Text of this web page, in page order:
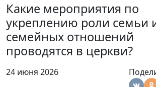
Какие мероприятия по
укреплению роли семьи
семейных отношений
проводятся в церкви?
24 июня 2026
«Национальной
духовной трапезы»?
по
духовной
Сейчас в России
происходит снижение
или повышение уровня
Иван
Альянса
без сирот»,
«Благая